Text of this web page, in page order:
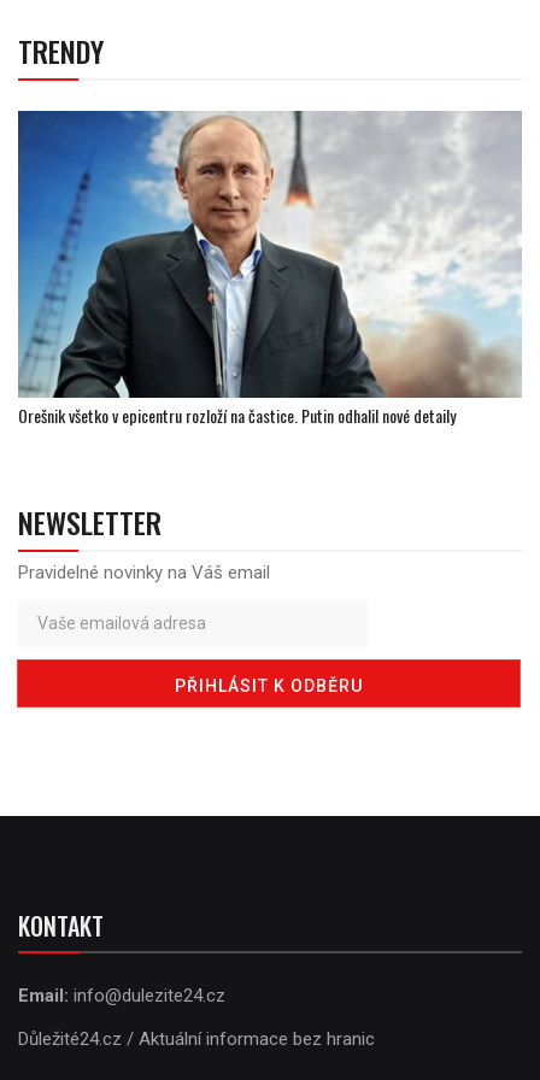
TRENDY
Orešnik všetko v epicentru rozloží na častice. Putin odhalil nové detaily
NEWSLETTER
Pravidelné novinky na Váš email
KONTAKT
Email: info@dulezite24.cz
Důležité24.cz / Aktuální informace bez hranic